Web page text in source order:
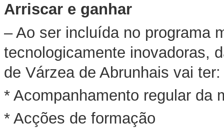
Arriscar e ganhar
– Ao ser incluída no programa
tecnologicamente inovadoras,
de Várzea de Abrunhais vai ter:
* Acompanhamento regular da
* Acções de formação